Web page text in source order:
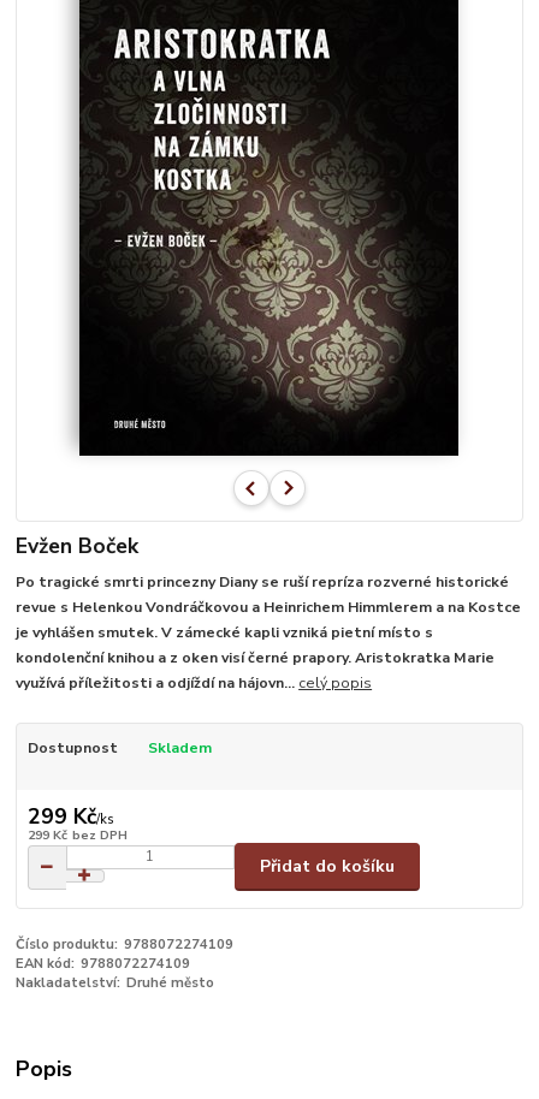
Evžen Boček
Po tragické smrti princezny Diany se ruší repríza rozverné historické
revue s Helenkou Vondráčkovou a Heinrichem Himmlerem a na Kostce
je vyhlášen smutek. V zámecké kapli vzniká pietní místo s
kondolenční knihou a z oken visí černé prapory. Aristokratka Marie
využívá příležitosti a odjíždí na hájovn... celý popis
Dostupnost Skladem
299 Kč/ks
299 Kč bez DPH
Přidat do košíku
Číslo produktu: 9788072274109
EAN kód: 9788072274109
Nakladatelství: Druhé město
Popis